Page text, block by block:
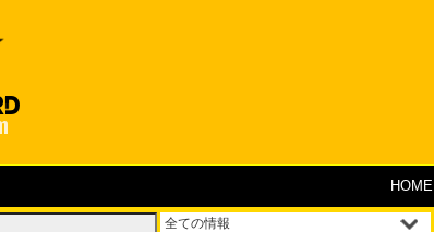
HOME